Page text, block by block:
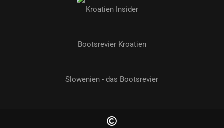
Kroatien Insider
Bootsrevier Kroatien
Slowenien - das Bootsrevier